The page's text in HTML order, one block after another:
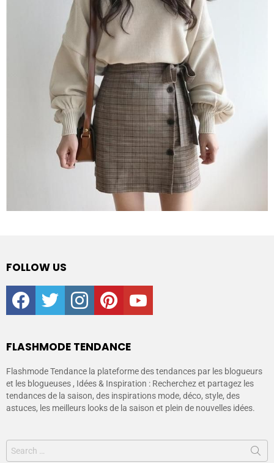
FOLLOW US
facebooktwitter instagrampinterestyoutube
FLASHMODE TENDANCE
Flashmode Tendance la plateforme des tendances par les blogueurs
et les blogueuses , Idées & Inspiration : Recherchez et partagez les
tendances de la saison, des inspirations mode, déco, style, des
astuces, les meilleurs looks de la saison et plein de nouvelles idées.